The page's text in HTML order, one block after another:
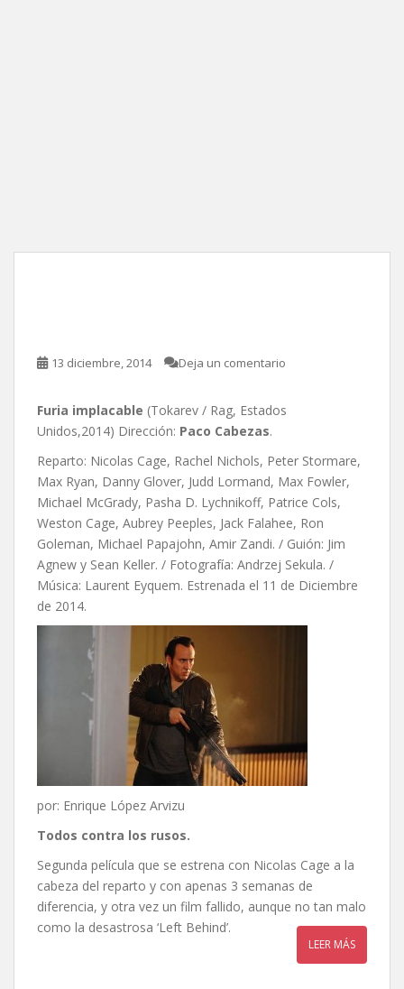
13 diciembre, 2014 Deja un comentario
Furia implacable (Tokarev / Rag, Estados
Unidos,2014) Dirección: Paco Cabezas.
Reparto: Nicolas Cage, Rachel Nichols, Peter Stormare,
Max Ryan, Danny Glover, Judd Lormand, Max Fowler,
Michael McGrady, Pasha D. Lychnikoff, Patrice Cols,
Weston Cage, Aubrey Peeples, Jack Falahee, Ron
Goleman, Michael Papajohn, Amir Zandi. / Guión: Jim
Agnew y Sean Keller. / Fotografía: Andrzej Sekula. /
Música: Laurent Eyquem. Estrenada el 11 de Diciembre
de 2014.
por: Enrique López Arvizu
Todos contra los rusos.
Segunda película que se estrena con Nicolas Cage a la
cabeza del reparto y con apenas 3 semanas de
diferencia, y otra vez un film fallido, aunque no tan malo
como la desastrosa ‘Left Behind’.
LEER MÁS